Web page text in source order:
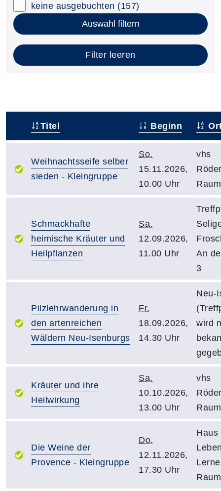
keine ausgebuchten (157)
Auswahl filtern
Filter leeren
Titel Beginn
Weihnachtsseife selber
sieden - Kleingruppe
So.
15.11.2026,
10.00 Uhr
vhs
Schmackhafte
heimische Kräuter und
Heilpflanzen
Sa.
12.09.2026,
11.00 Uhr
An
3
Pilzlehrwanderung in
den artenreichen
Wäldern Neu-Isenburgs
Fr.
18.09.2026,
14.30 Uhr
Neu-
wird
Kräuter und ihre
Heilwirkung
Sa.
10.10.2026,
13.00 Uhr
vhs
Die Weine der
Provence - Kleingruppe
Do.
12.11.2026,
17.30 Uhr
Haus